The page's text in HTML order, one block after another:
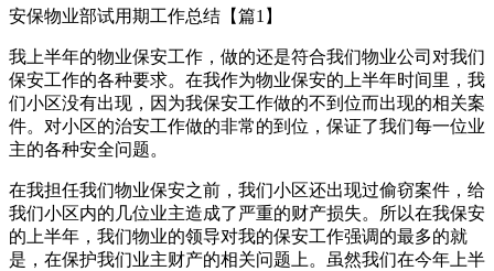
安保物业部试用期工作总结【篇1】
我上半年的物业保安工作，做的还是符合我们物业公司对我们
保安工作的各种要求。在我作为物业保安的上半年时间里，我
们小区没有出现，因为我保安工作做的不到位而出现的相关案
件。对小区的治安工作做的非常的到位，保证了我们每一位业
主的各种安全问题。
在我担任我们物业保安之前，我们小区还出现过偷窃案件，给
我们小区内的几位业主造成了严重的财产损失。所以在我保安
的上半年，我们物业的领导对我的保安工作强调的最多的就
是，在保护我们业主财产的相关问题上。虽然我们在今年上半